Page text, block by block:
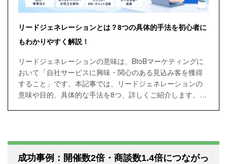
リードジェネレーションとは？8つの具体的手法を初心者に
もわかりやすく解説！
リードジェネレーションの意味は、BtoBマーケティングに
おいて「自社サービスに興味・関心のある見込み客を獲得
すること」です。本記事では、リードジェネレーションの
意味や目的、具体的な手法を8つ、詳しくご紹介します。こ
成功事例：開催数2倍・商談数1.4倍につながっ